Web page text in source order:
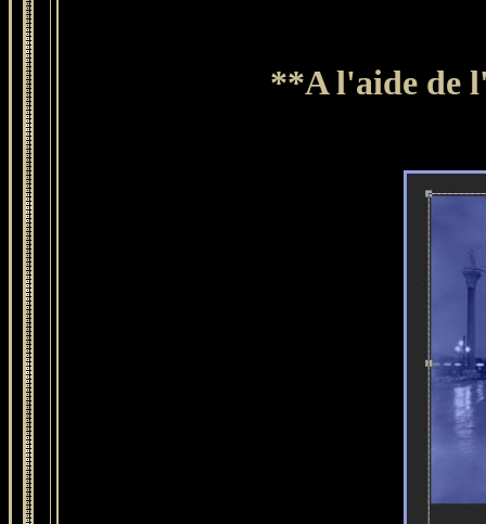
**A l'aide de